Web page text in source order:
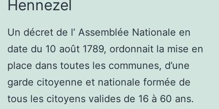
Hennezel
Un décret de l’ Assemblée Nationale en
date du 10 août 1789, ordonnait la mise en
place dans toutes les communes, d’une
garde citoyenne et nationale formée de
tous les citoyens valides de 16 à 60 ans.